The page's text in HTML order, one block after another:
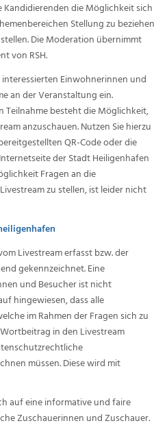
die Möglichkeit sich
Stellung zu beziehen
Die Moderation übernimmt
von RSH.
Einwohnerinnen und
an der Veranstaltung ein.
Teilnahme besteht die Möglichkeit,
anzuschauen. Nutzen Sie hierzu
QR-Code oder die
der Stadt Heiligenhafen
Fragen an die
zu stellen, ist leider nicht
Livestream erfasst bzw. der
gekennzeichnet. Eine
und Besucher ist nicht
hingewiesen, dass alle
im Rahmen der Fragen sich zu
in den Livestream
müssen. Diese wird mit
auf eine informative und faire
Zuschauerinnen und Zuschauer.